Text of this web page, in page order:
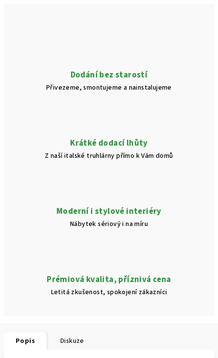
Dodání bez starostí
Přivezeme, smontujeme a nainstalujeme
Krátké dodací lhůty
Z naší italské truhlárny přímo k Vám domů
Moderní i stylové interiéry
Nábytek sériový i na míru
Prémiová kvalita, příznivá cena
Letitá zkušenost, spokojení zákazníci
Popis Diskuze